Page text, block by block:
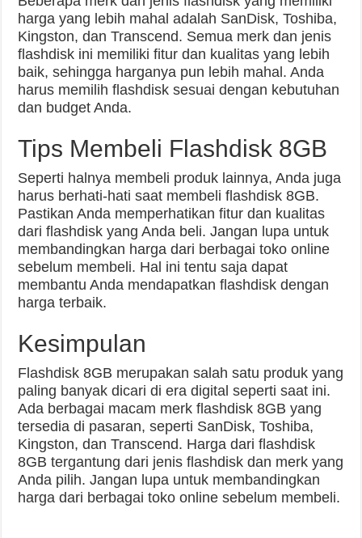
harga yang lebih mahal adalah SanDisk, Toshiba,
Kingston, dan Transcend. Semua merk dan jenis
flashdisk ini memiliki fitur dan kualitas yang lebih
baik, sehingga harganya pun lebih mahal. Anda
harus memilih flashdisk sesuai dengan kebutuhan
dan budget Anda.
Tips Membeli Flashdisk 8GB
Seperti halnya membeli produk lainnya, Anda juga
harus berhati-hati saat membeli flashdisk 8GB.
Pastikan Anda memperhatikan fitur dan kualitas
dari flashdisk yang Anda beli. Jangan lupa untuk
membandingkan harga dari berbagai toko online
sebelum membeli. Hal ini tentu saja dapat
membantu Anda mendapatkan flashdisk dengan
harga terbaik.
Kesimpulan
Flashdisk 8GB merupakan salah satu produk yang
paling banyak dicari di era digital seperti saat ini.
Ada berbagai macam merk flashdisk 8GB yang
tersedia di pasaran, seperti SanDisk, Toshiba,
Kingston, dan Transcend. Harga dari flashdisk
8GB tergantung dari jenis flashdisk dan merk yang
Anda pilih. Jangan lupa untuk membandingkan
harga dari berbagai toko online sebelum membeli.